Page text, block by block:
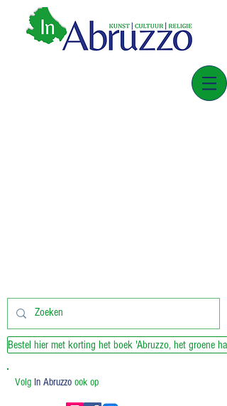
Bestel hier met korting het boek 'Abruzzo, het groene
Volg In Abruzzo ook op